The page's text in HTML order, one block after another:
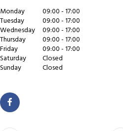
Monday
09:00 - 17:00
Tuesday
09:00 - 17:00
Wednesday
09:00 - 17:00
Thursday
09:00 - 17:00
Friday
09:00 - 17:00
Saturday
Closed
Sunday
Closed